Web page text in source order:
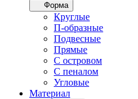
Форма
Круглые
П-образные
Подвесные
Прямые
С островом
С пеналом
Угловые
Материал